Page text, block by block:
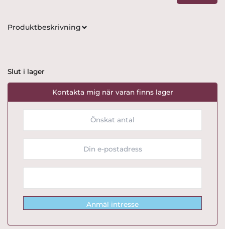
Produktbeskrivning
Slut i lager
Kontakta mig när varan finns lager
Anmäl intresse